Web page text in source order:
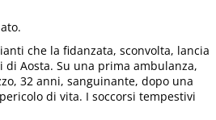
che la fidanzata, sconvolta, lancia
di Aosta. Su una prima ambulanza,
32 anni, sanguinante, dopo una
di vita. I soccorsi tempestivi